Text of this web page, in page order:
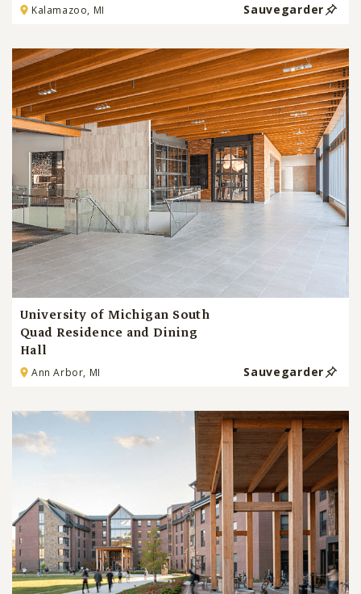
Kalamazoo, MI Sauvegarder
University of Michigan South
Quad Residence and Dining
Hall
Ann Arbor, MI Sauvegarder